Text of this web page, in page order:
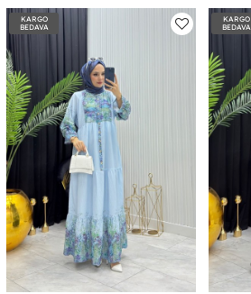
KARGO
BEDAVA
KARGO
BEDAVA